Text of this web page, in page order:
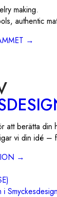
making.
authentic
→
att berätta din
vi din idé
→
i Smyckesdesign